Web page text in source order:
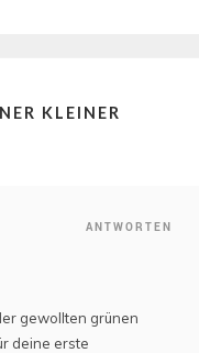
KLEINER
ANTWORTEN
gewollten grünen
deine erste